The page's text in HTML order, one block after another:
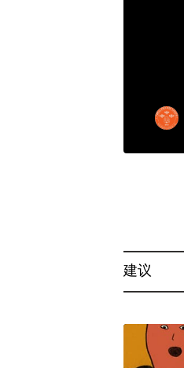
建议